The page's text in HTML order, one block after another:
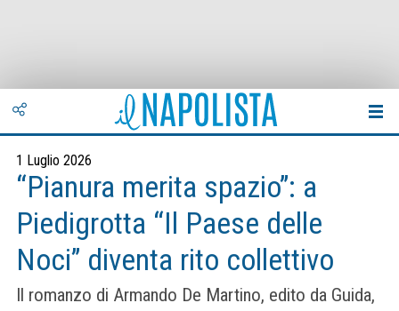
1 Luglio 2026
“Pianura merita spazio”: a
Piedigrotta “Il Paese delle
Noci” diventa rito collettivo
Il romanzo di Armando De Martino, edito da Guida,